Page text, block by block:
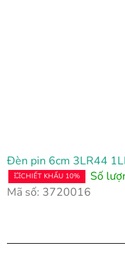
Đèn pin 6cm 3LR44
💥CHIẾT KHẤU 10% Số
Mã số: 3720016